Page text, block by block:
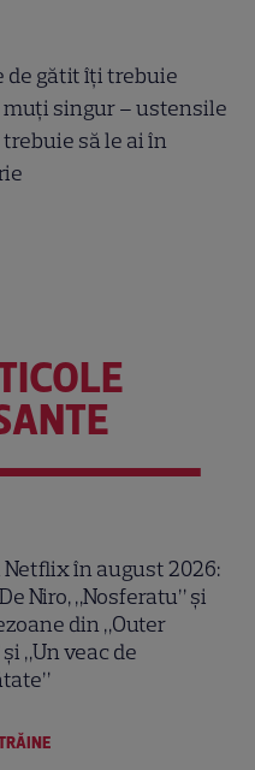
de gătit îți trebuie
muți singur – ustensile
trebuie să le ai în
în august 2026:
Niro, „Nosferatu” și
din „Outer
„Un veac de